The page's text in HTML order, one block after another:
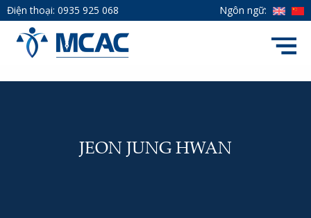
Điện thoại: 0935 925 068 Ngôn ngữ:
JEON JUNG HWAN